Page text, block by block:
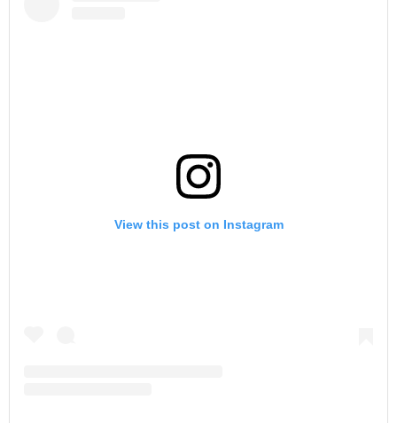
View this post on Instagram